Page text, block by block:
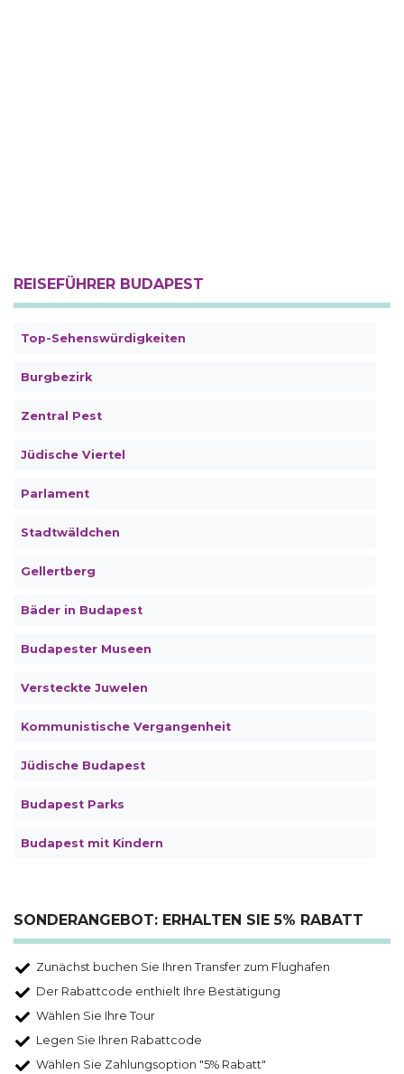
REISEFÜHRER BUDAPEST
Top-Sehenswürdigkeiten
Burgbezirk
Zentral Pest
Jüdische Viertel
Parlament
Stadtwäldchen
Gellertberg
Bäder in Budapest
Budapester Museen
Versteckte Juwelen
Kommunistische Vergangenheit
Jüdische Budapest
Budapest Parks
Budapest mit Kindern
SONDERANGEBOT: ERHALTEN SIE 5% RABATT
Zunächst buchen Sie Ihren Transfer zum Flughafen
Der Rabattcode enthielt Ihre Bestätigung
Wählen Sie Ihre Tour
Legen Sie Ihren Rabattcode
Wählen Sie Zahlungsoption "5% Rabatt"